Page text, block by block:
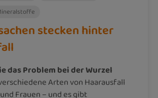
stecken hinter
das Problem bei der Wurzel
Arten von Haarausfall
Frauen – und es gibt